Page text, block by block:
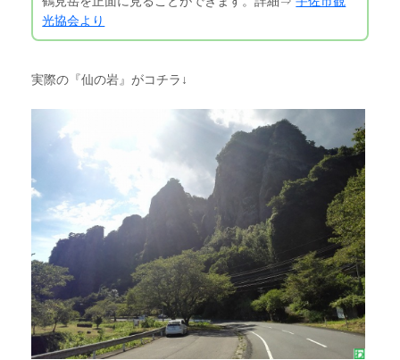
光協会より
実際の『仙の岩』がコチラ↓